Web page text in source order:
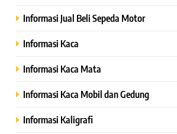
Informasi Jual Beli Sepeda Motor
Informasi Kaca
Informasi Kaca Mata
Informasi Kaca Mobil dan Gedung
Informasi Kaligrafi